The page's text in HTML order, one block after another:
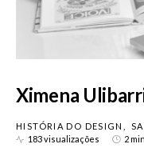
Ximena
HISTÓRIA DO DESIGN
183 visualizações
2